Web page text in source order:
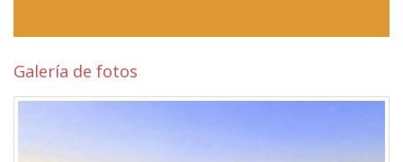
Galería de fotos